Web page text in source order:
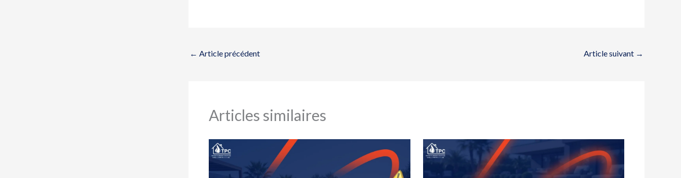
← Article précédent Article suivant →
Articles similaires